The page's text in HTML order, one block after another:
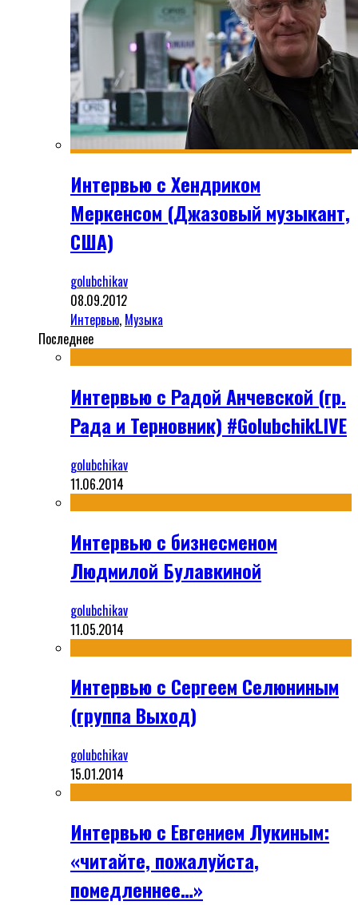
Интервью с Хендриком
Меркенсом (Джазовый музыкант,
США)
golubchikav
08.09.2012
Интервью, Музыка
Последнее
Интервью с Радой Анчевской (гр.
Рада и Терновник) #GolubchikLIVE
golubchikav
11.06.2014
Интервью с бизнесменом
Людмилой Булавкиной
golubchikav
11.05.2014
Интервью с Сергеем Селюниным
(группа Выход)
golubchikav
15.01.2014
Интервью с Евгением Лукиным:
«читайте, пожалуйста,
помедленнее…»